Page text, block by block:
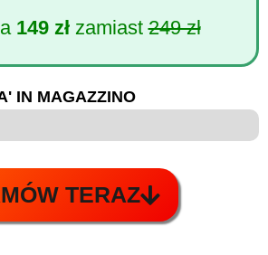
149 zł zamiast249 zł
IN MAGAZZINO
TERAZ